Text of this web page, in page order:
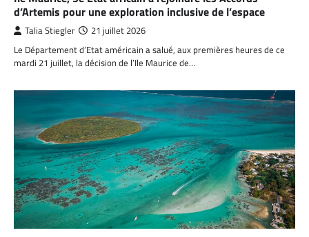
d’Artemis pour une exploration inclusive de l’espace
Talia Stiegler 21 juillet 2026
Le Département d’Etat américain a salué, aux premières heures de ce
mardi 21 juillet, la décision de l’Ile Maurice de…